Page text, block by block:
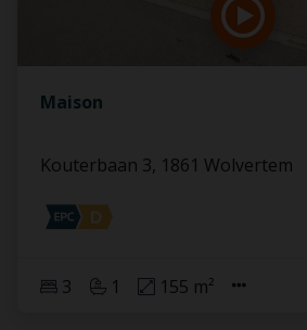
Maison
Kouterbaan 3, 1861 Wolvertem
3 1 155 m²